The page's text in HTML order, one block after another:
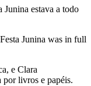
Junina estava a todo
Junina was in full
e Clara
por livros e papéis.